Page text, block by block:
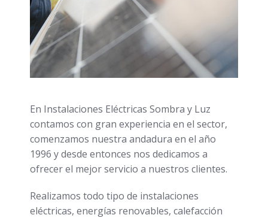
En Instalaciones Eléctricas Sombra y Luz
contamos con gran experiencia en el sector,
comenzamos nuestra andadura en el año
1996 y desde entonces nos dedicamos a
ofrecer el mejor servicio a nuestros clientes.
Realizamos todo tipo de instalaciones
eléctricas, energías renovables, calefacción